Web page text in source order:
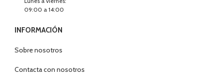
09:00 a 14:00
INFORMACIÓN
Sobre nosotros
Contacta con nosotros